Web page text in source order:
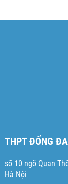
THPT ĐỐNG ĐA
số 10 ngõ Quan
Hà Nội